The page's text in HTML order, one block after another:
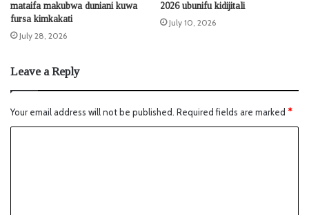
mataifa makubwa duniani kuwa
fursa kimkakati
July 28, 2026
2026 ubunifu kidijitali
July 10, 2026
Leave a Reply
Your email address will not be published. Required fields are marked *